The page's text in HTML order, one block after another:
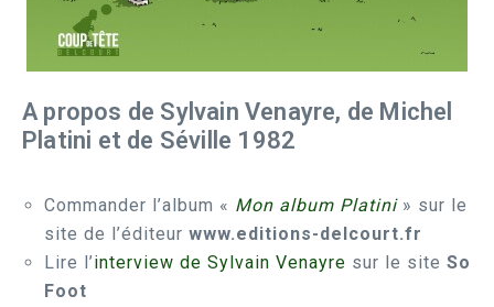
A propos de Sylvain Venayre, de Michel
Platini et de Séville 1982
Commander l’album « Mon album Platini» sur le
site de l’éditeur www.editions-delcourt.fr
Lire l’interview de Sylvain Venayre sur le site So
Foot